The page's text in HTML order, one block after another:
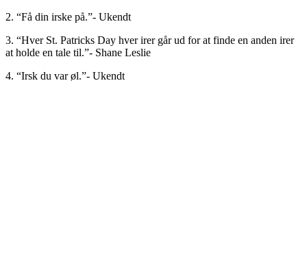
2. “Få din irske på.”- Ukendt
3. “Hver St. Patricks Day hver irer går ud for at finde en anden irer
at holde en tale til.”- Shane Leslie
4. “Irsk du var øl.”- Ukendt